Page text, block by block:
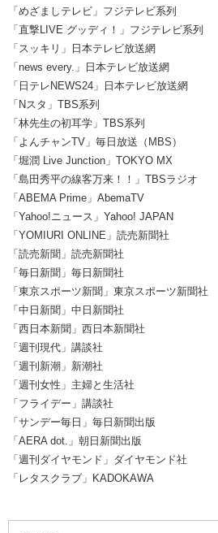
「めざましテレビ」フジテレビ系列
「直撃LIVE グッディ！」フジテレビ系列
「スッキリ」日本テレビ放送網
「news every.」日本テレビ放送網
「日テレNEWS24」日本テレビ放送網
「Nスタ」TBS系列
「林先生の初耳学」TBS系列
「よんチャンTV」毎日放送（MBS）
「堀潤 Live Junction」TOKYO MX
「島田秀平の線客万来！！」TBSラジオ
「ABEMA Prime」AbemaTV
「Yahoo!ニュース」Yahoo! JAPAN
「YOMIURI ONLINE」読売新聞社
「読売新聞」読売新聞社
「毎日新聞」毎日新聞社
「東京スポーツ新聞」東京スポーツ新聞社
「中日新聞」中日新聞社
「西日本新聞」西日本新聞社
「週刊現代」講談社
「週刊新潮」新潮社
「週刊女性」主婦と生活社
「フライデー」講談社
「サンデー毎日」毎日新聞出版
「AERA dot.」朝日新聞出版
「週刊ダイヤモンド」ダイヤモンド社
「レタスクラブ」KADOKAWA